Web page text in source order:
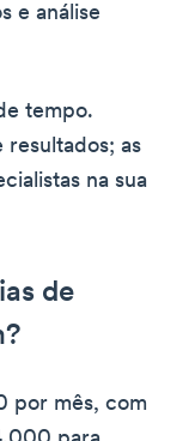
e análise
tempo.
resultados; as
na sua
de
por mês, com